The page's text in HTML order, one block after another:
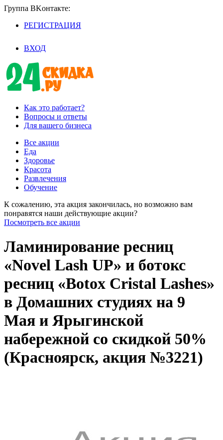
Группа BKoнтaктe:
РЕГИСТРАЦИЯ
ВХОД
Как это работает?
Вопросы и ответы
Для вашего бизнеса
Все акции
Еда
Здоровье
Красота
Развлечения
Обучение
К сожалению, эта акция закончилась, но возможно вам
понравятся наши действующие акции?
Посмотреть все акции
Ламинирование ресниц
«Novel Lash UP» и ботокс
ресниц «Botox Cristal Lashes»
в Домашних студиях на 9
Мая и Ярыгинской
набережной со скидкой 50%
(Красноярск, акция №3221)